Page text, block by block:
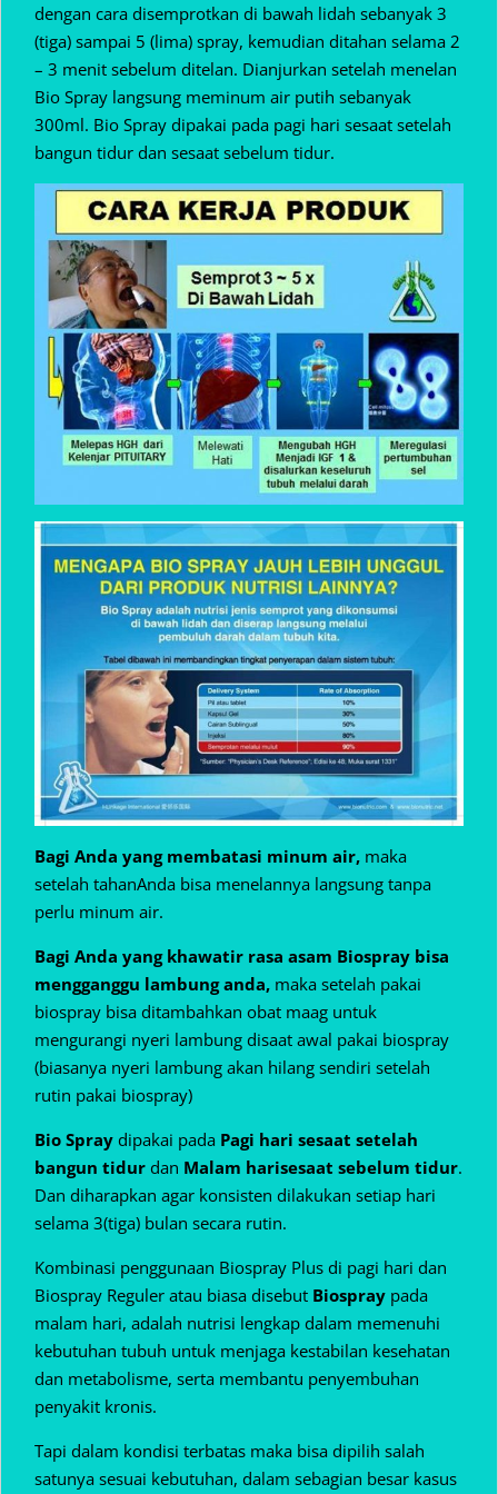
dengan cara disemprotkan di bawah lidah sebanyak 3
(tiga) sampai 5 (lima) spray, kemudian ditahan selama 2
– 3 menit sebelum ditelan. Dianjurkan setelah menelan
Bio Spray langsung meminum air putih sebanyak
300ml. Bio Spray dipakai pada pagi hari sesaat setelah
bangun tidur dan sesaat sebelum tidur.
Bagi Anda yang membatasi minum air, maka
setelah tahanAnda bisa menelannya langsung tanpa
perlu minum air.
Bagi Anda yang khawatir rasa asam Biospray bisa
mengganggu lambung anda, maka setelah pakai
biospray bisa ditambahkan obat maag untuk
mengurangi nyeri lambung disaat awal pakai biospray
(biasanya nyeri lambung akan hilang sendiri setelah
rutin pakai biospray)
Bio Spray dipakai pada Pagi hari sesaat setelah
bangun tidur dan Malam harisesaat sebelum tidur.
Dan diharapkan agar konsisten dilakukan setiap hari
selama 3(tiga) bulan secara rutin.
Kombinasi penggunaan Biospray Plus di pagi hari dan
Biospray Reguler atau biasa disebut Biospray pada
malam hari, adalah nutrisi lengkap dalam memenuhi
kebutuhan tubuh untuk menjaga kestabilan kesehatan
dan metabolisme, serta membantu penyembuhan
penyakit kronis.
Tapi dalam kondisi terbatas maka bisa dipilih salah
satunya sesuai kebutuhan, dalam sebagian besar kasus